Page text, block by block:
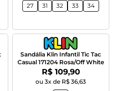
27
31 32 33 34
Sandália Klin Infantil Tic Tac
Casual 171204 Rosa/Off White
Por:
R$ 109,90
ou 3x de R$ 36,63